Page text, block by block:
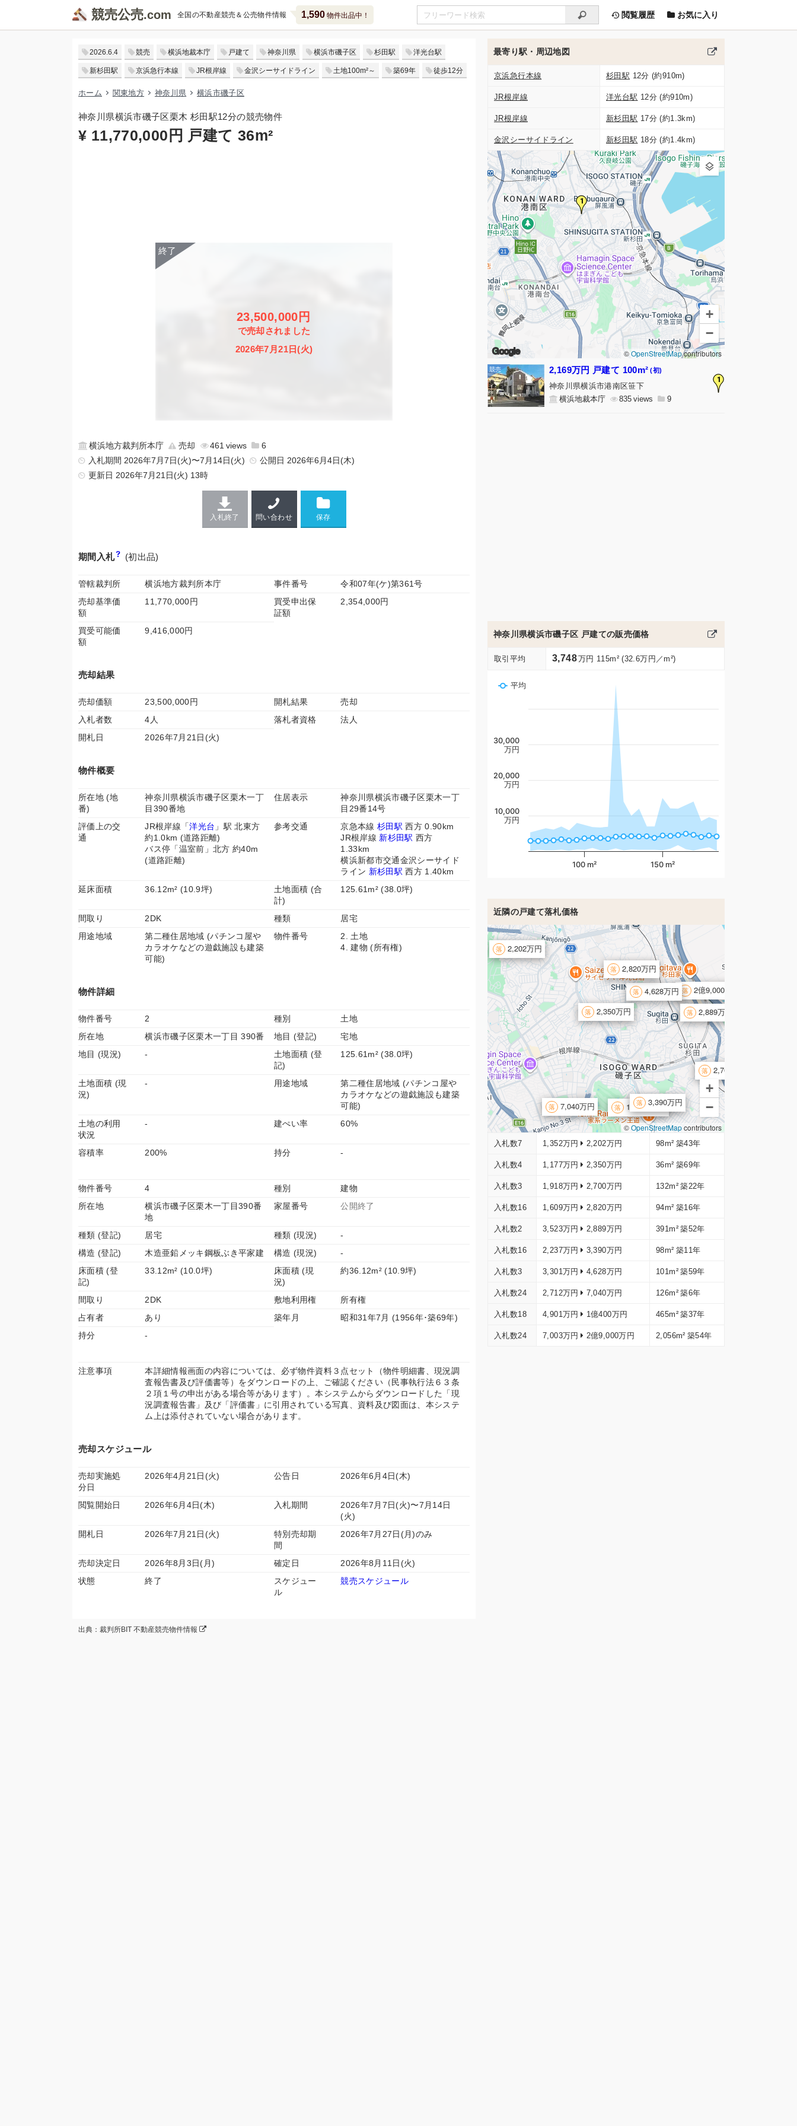
競売公売 全国の不動産競売＆公売物件情報 1,590物件出品中！ 閲覧履歴 お気に入り
2026.6.4 競売 横浜地裁本庁 戸建て 神奈川県 横浜市磯子区 杉田駅 洋光台駅
新杉田駅 京浜急行本線 JR根岸線 金沢シーサイドライン 土地100m²～ 築69年 徒歩12分
ホーム 関東地方 神奈川県 横浜市磯子区
神奈川県横浜市磯子区栗木 杉田駅12分の競売物件
¥ 11,770,000円 戸建て 36m²
23,500,000円
で売却されました
2026年7月21日(火)
横浜地方裁判所本庁 売却 461
6
入札期間 2026年7月7日(火)〜7月14日(火)
公開日 2026年6月4日(木)
更新日 2026年7月21日(火) 13時
入札終了 問い合わせ
期間入札 (初出品)
管轄裁判所 横浜地方裁判所本庁 事件番号
令和07年(ケ)第361号
売却基準価
額
11,770,000円
買受申出保
証額
2,354,000円
買受可能価
額
9,416,000円
売却結果
売却価額 23,500,000円 開札結果
売却
入札者数
4人 落札者資格
法人
開札日
2026年7月21日(火)
物件概要
所在地 (地
番)
神奈川県横浜市磯子区栗木一丁
目390番地
住居表示
神奈川県横浜市磯子区栗木一丁
目29番14号
評価上の交
通
JR根岸線「洋光台 」駅 北東方
約1.0km (道路距離)
バス停「温室前」北方 約40m
(道路距離)
参考交通 京急本線 杉田駅 西方 0.90km
JR根岸線 新杉田駅 西方
1.33km
横浜新都市交通金沢シーサイド
ライン 新杉田駅 西方 1.40km
延床面積
36.12m² (10.9坪)
土地面積 (合
計)
125.61m² (38.0坪)
間取り 2DK 種類
居宅
用途地域
第二種住居地域 (パチンコ屋や
カラオケなどの遊戯施設も建築
可能)
物件番号
2. 土地
4. 建物 (所有権)
物件詳細
物件番号 2 種別
土地
所在地
横浜市磯子区栗木一丁目 390番 地目 (登記)
宅地
地目 (現況)
-
土地面積 (登
記)
125.61m² (38.0坪)
土地面積 (現
況)
- 用途地域
第二種住居地域 (パチンコ屋や
カラオケなどの遊戯施設も建築
可能)
土地の利用
状況
- 建ぺい率 60%
容積率 200% 持分 -
物件番号 4 種別
建物
所在地
横浜市磯子区栗木一丁目390番
地
家屋番号 公開終了
種類 (登記) 居宅 種類 (現況)
-
構造 (登記)
木造亜鉛メッキ鋼板ぶき平家建 構造 (現況)
-
床面積 (登
記)
33.12m² (10.0坪)
床面積 (現
況)
約36.12m² (10.9坪)
間取り 2DK 敷地利用権
所有権
占有者
あり 築年月
昭和31年7月 (1956年･築69年)
持分
-
注意事項
本詳細情報画面の内容については、必ず物件資料３点セット（物件明細書、現況調
査報告書及び評価書等）をダウンロードの上、ご確認ください（民事執行法６３条
２項１号の申出がある場合等があります）。本システムからダウンロードした「現
況調査報告書」及び「評価書」に引用されている写真、資料及び図面は、本システ
ム上は添付されていない場合があります。
売却スケジュール
売却実施処
分日
2026年4月21日(火) 公告日 2026年6月4日(木)
閲覧開始日 2026年6月4日(木) 入札期間
2026年7月7日(火)〜7月14日
(火)
開札日
2026年7月21日(火)
特別売却期
間
2026年7月27日(月)のみ
売却決定日 2026年8月3日(月) 確定日
2026年8月11日(火)
状態
終了
スケジュー
ル
競売スケジュール
出典：裁判所BIT 不動産競売物件情報
最寄り駅・周辺地図
京浜急行本線 杉田駅 12分 (約910m)
JR根岸線 洋光台駅 12分 (約910m)
JR根岸線 新杉田駅 17分 (約1.3km)
金沢シーサイドライン 新杉田駅 18分 (約1.4km)
1
Google
+
−
©OpenStreetMapcontributors
1
2,169万円 戸建て 100m² (初)
神奈川県横浜市港南区笹下
横浜地裁本庁
835 9
神奈川県横浜市磯子区 戸建ての販売価格
取引平均 3,748万円 115m² (32.6万円／m²)
平均
100 m² 150 m²
10,000
万円
20,000
万円
30,000
万円
近隣の戸建て落札価格
2億9,000万円
1億400万円
7,040万円
4,628万円
3,390万円
2,889万円
2,820万円
2,700万円
2,350万円
2,202万円
+
−
©OpenStreetMapcontributors
入札数7 1,352万円 2,202万円 98m² 築43年
入札数4 1,177万円 2,350万円 36m² 築69年
入札数3 1,918万円 2,700万円 132m² 築22年
入札数16 1,609万円 2,820万円 94m² 築16年
入札数2 3,523万円 2,889万円 391m² 築52年
入札数16 2,237万円 3,390万円 98m² 築11年
入札数3 3,301万円 4,628万円 101m² 築59年
入札数24 2,712万円 7,040万円 126m² 築6年
入札数18 4,901万円 1億400万円 465m² 築37年
入札数24 7,003万円 2億9,000万円 2,056m² 築54年